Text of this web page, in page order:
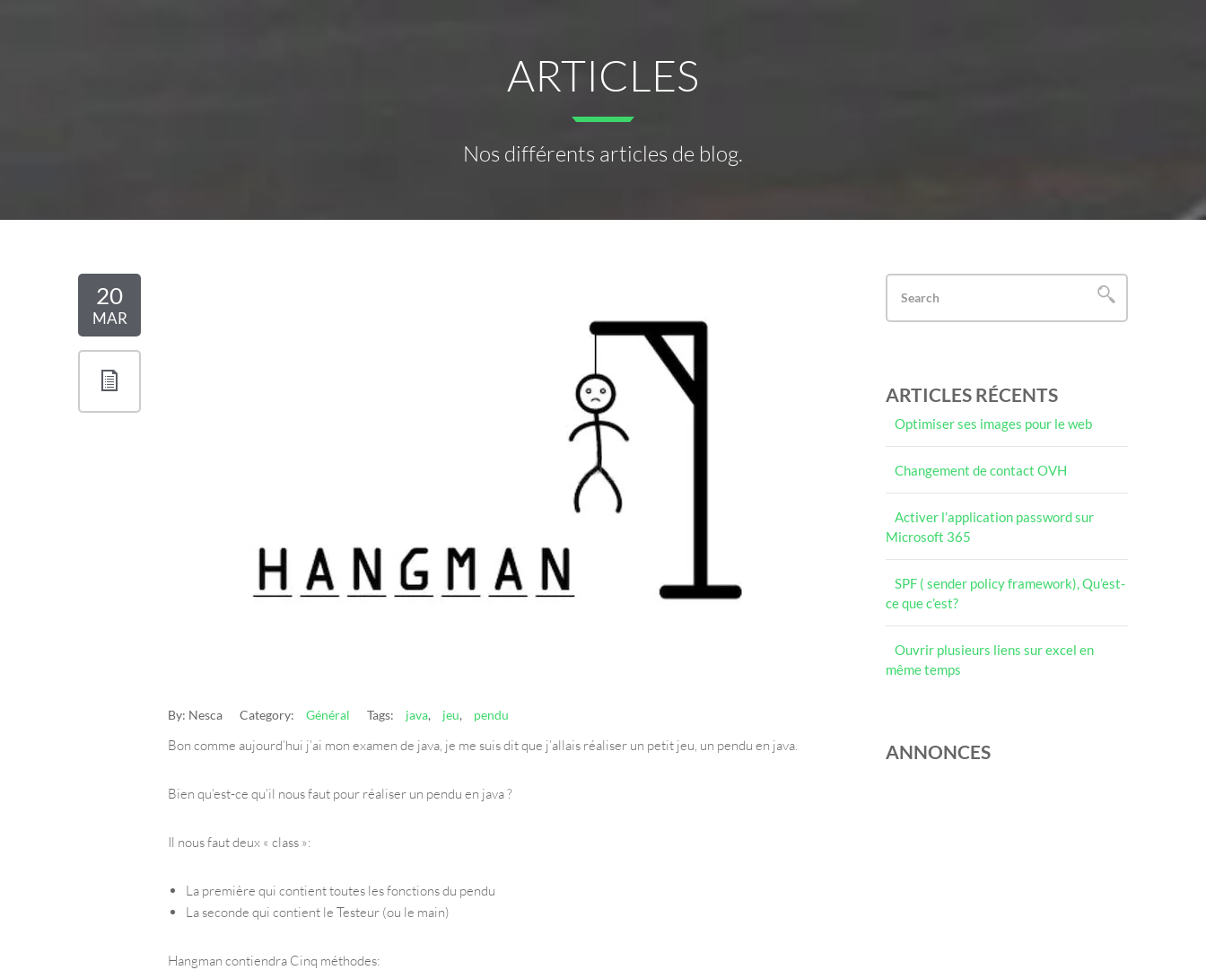
ARTICLES
Nos différents articles de blog.
20
MAR
By: Nesca Category: Général Tags: java, jeu, pendu
Bon comme aujourd’hui j’ai mon examen de java, je me suis dit que j’allais réaliser un petit jeu, un pendu en java.
Bien qu’est-ce qu’il nous faut pour réaliser un pendu en java ?
Il nous faut deux « class »:
La première qui contient toutes les fonctions du pendu
La seconde qui contient le Testeur (ou le main)
Hangman contiendra Cinq méthodes:
ARTICLES RÉCENTS
Optimiser ses images pour le web
Changement de contact OVH
Activer l’application password sur
Microsoft 365
SPF ( sender policy framework), Qu’est-
ce que c’est?
Ouvrir plusieurs liens sur excel en
même temps
ANNONCES